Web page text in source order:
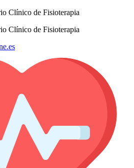
Clínico de Fisioterapia
Clínico de Fisioterapia